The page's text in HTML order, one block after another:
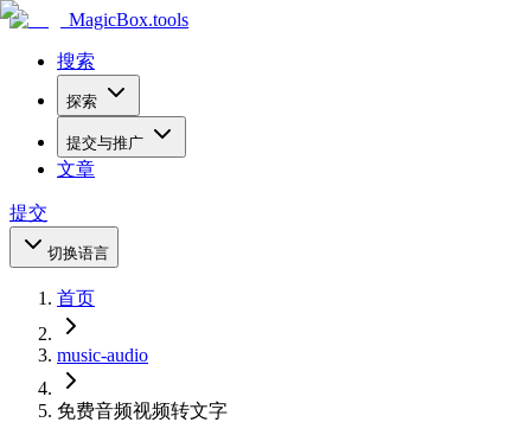
MagicBox.tools
搜索
探索
提交与推广
文章
提交
切换语言
首页
music-audio
免费音频视频转文字